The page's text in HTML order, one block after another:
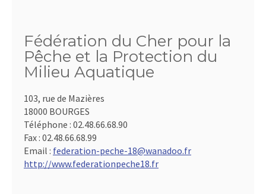
Fédération du Cher pour la
Pêche et la Protection du
Milieu Aquatique
103, rue de Mazières
18000 BOURGES
Téléphone : 02.48.66.68.90
Fax : 02.48.66.68.99
Email : federation-peche-18@wanadoo.fr
http://www.federationpeche18.fr